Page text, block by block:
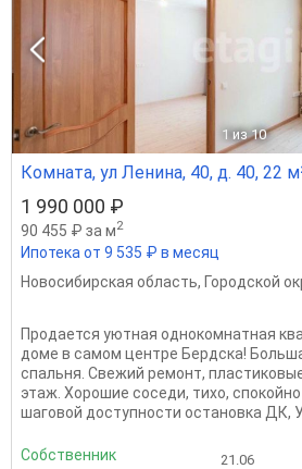
1 из 10
Комната, ул Ленина, 40, д. 40, 22
1 990 000 ₽
90 455 ₽ за м2
Ипотека от 9 535 ₽ в месяц
Новосибирская область, Городской
Продается уютная однокомнатная
доме в самом центре Бердска!
спальня. Свежий ремонт,
этаж. Хорошие соседи, тихо,
шаговой доступности остановка ДК,
Собственник 21.06